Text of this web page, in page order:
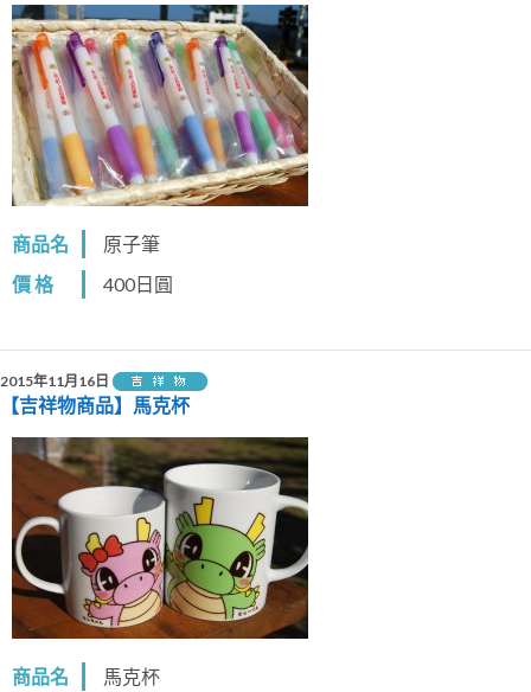
商品名
原子筆
價 格
400日圓
2015年11月16日
【吉祥物商品】馬克杯
商品名
馬克杯